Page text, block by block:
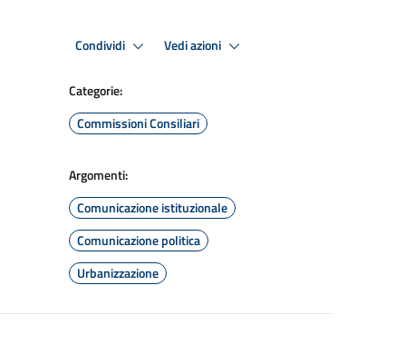
Condividi Vedi azioni
Categorie:
Commissioni Consiliari
Argomenti:
Comunicazione istituzionale
Comunicazione politica
Urbanizzazione